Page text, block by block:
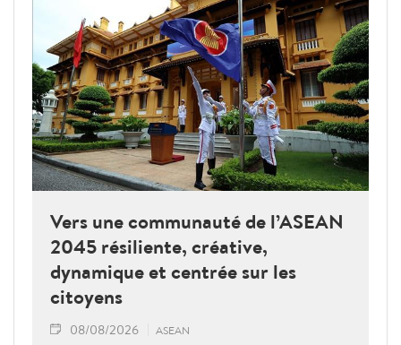
Vers une communauté de l’ASEAN
2045 résiliente, créative,
dynamique et centrée sur les
citoyens
08/08/2026 ASEAN